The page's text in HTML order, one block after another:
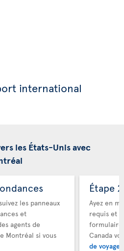
international
les États-Unis avec
les panneaux
et
agents de
Montréal si vous
Étape
Ayez en
requis et
Canada
de